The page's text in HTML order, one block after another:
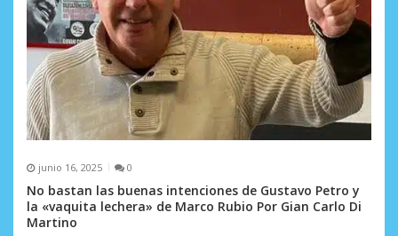
a
d
a
s
junio 16, 2025 0
No bastan las buenas intenciones de Gustavo Petro y
la «vaquita lechera» de Marco Rubio Por Gian Carlo Di
Martino